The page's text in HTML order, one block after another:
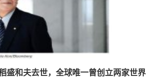
盛和夫去世，全球唯一曾创立两家世界